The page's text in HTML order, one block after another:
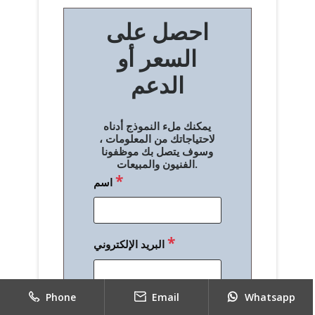
ص
ت
احصل على
السعر أو
الدعم
يمكنك ملء النموذج أدناه
لاحتياجاتك من المعلومات ،
وسوف يتصل بك موظفونا
الفنيون والمبيعات.
اسم*
البريد الإلكتروني*
Phone Email Whatsapp